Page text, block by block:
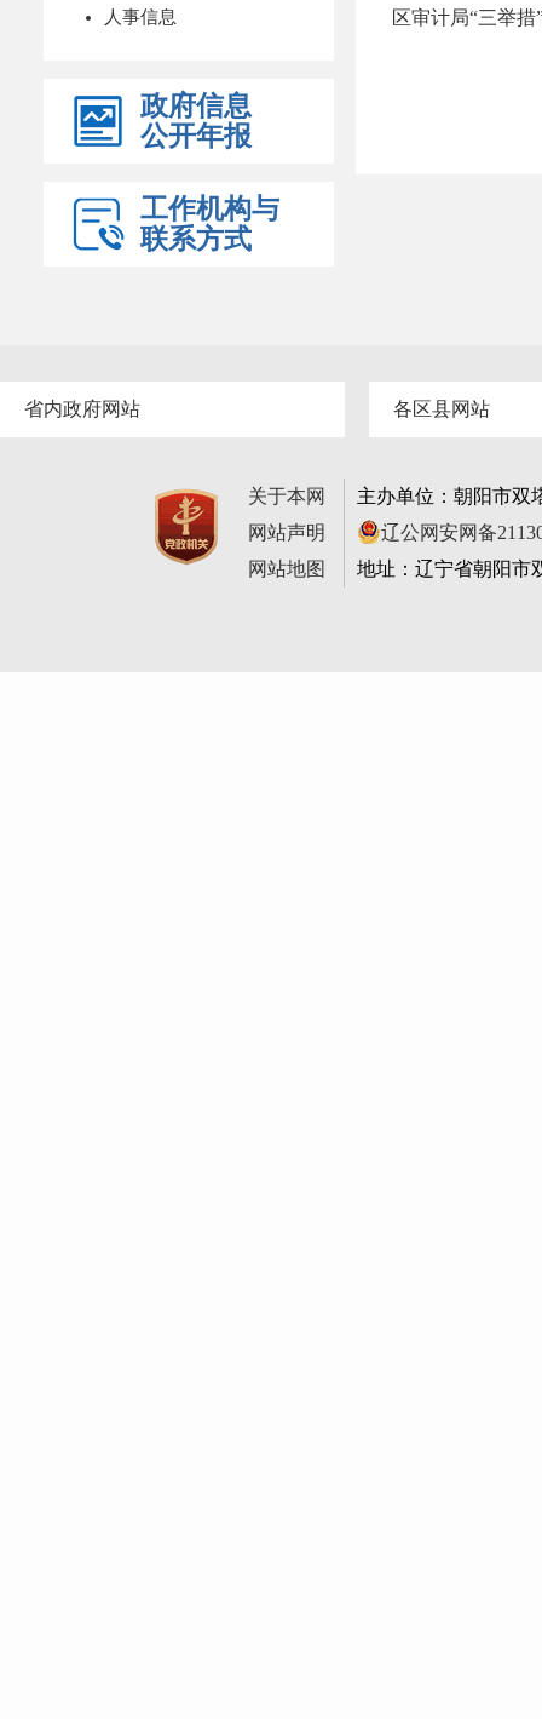
人事信息
政府信息
公开年报
工作机构与
联系方式
区审计局“三举
省内政府网站 各区县网站
关于本网
网站声明
网站地图
主办单位：朝阳市双
辽公网安网备
地址：辽宁省朝阳市